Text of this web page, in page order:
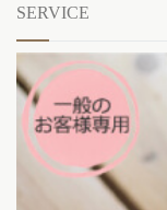
SERVICE